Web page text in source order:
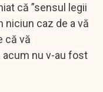
că ”sensul legii
niciun caz de a vă
că vă
nu v-au fost